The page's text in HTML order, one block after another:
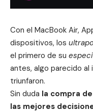
Con el MacBook Air,
dispositivos, los
el primero de su
antes, algo parecido al
triunfaron.
Sin duda la compra
las mejores